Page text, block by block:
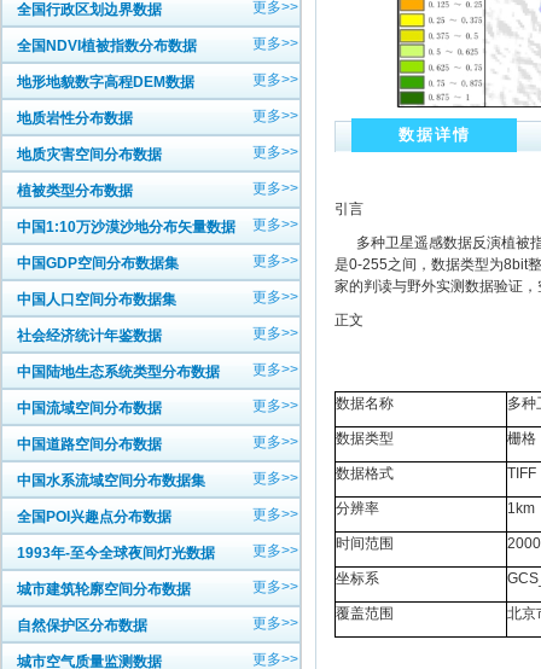
全国行政区划边界数据 更多>>
全国NDVI植被指数分布数据 更多>>
地形地貌数字高程DEM数据 更多>>
地质岩性分布数据 更多>>
地质灾害空间分布数据 更多>>
植被类型分布数据 更多>>
中国1:10万沙漠沙地分布矢量数据 更多>>
中国GDP空间分布数据集 更多>>
中国人口空间分布数据集 更多>>
社会经济统计年鉴数据 更多>>
中国陆地生态系统类型分布数据 更多>>
中国流域空间分布数据 更多>>
中国道路空间分布数据 更多>>
中国水系流域空间分布数据集 更多>>
全国POI兴趣点分布数据 更多>>
1993年-至今全球夜间灯光数据 更多>>
城市建筑轮廓空间分布数据 更多>>
自然保护区分布数据 更多>>
城市空气质量监测数据 更多>>
数据详情
引言
多种卫星遥感数据反演植被
是0-255之间，数据类型为8bit
家的判读与野外实测数据验证
正文
数据名称 多种
数据类型 栅格
数据格式 TIFF
分辨率 1km
时间范围
坐标系
覆盖范围 北京